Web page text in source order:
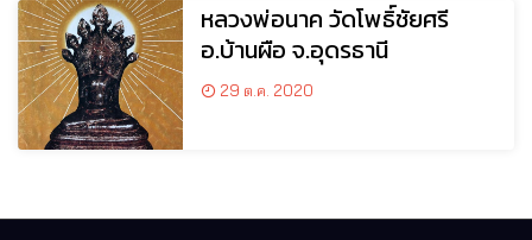
หลวงพ่อนาค วัดโพธิ์ชัยศรี
อ.บ้านผือ จ.อุดรธานี
29 ต.ค. 2020